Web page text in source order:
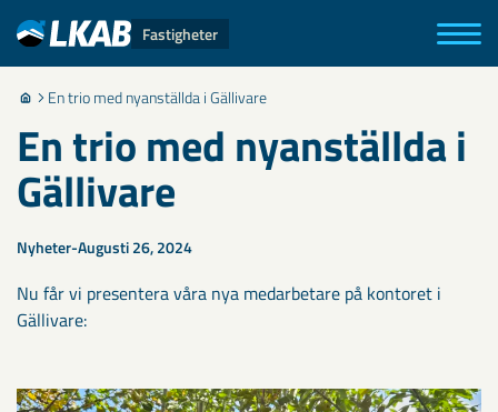
Fastigheter
En trio med nyanställda i Gällivare
En trio med nyanställda i
Gällivare
Nyheter Augusti 26, 2024
Nu får vi presentera våra nya medarbetare på kontoret i
Gällivare: